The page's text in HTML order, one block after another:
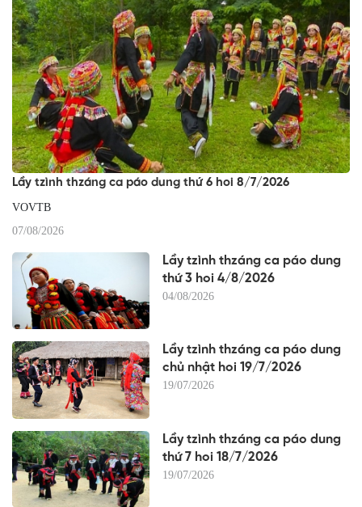
Lầy tzình thzáng ca páo dung thứ 6 hoi 8/7/2026
VOVTB
07/08/2026
Lầy tzình thzáng ca páo dung
thứ 3 hoi 4/8/2026
04/08/2026
Lầy tzình thzáng ca páo dung
chủ nhật hoi 19/7/2026
19/07/2026
Lầy tzình thzáng ca páo dung
thứ 7 hoi 18/7/2026
19/07/2026